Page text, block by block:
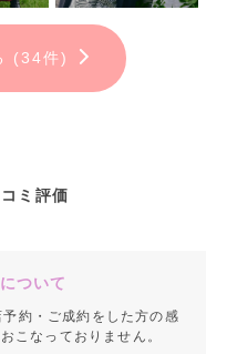
(34件)
ミ評価
ついて
約・ご成約をした方の感
こなっておりません。